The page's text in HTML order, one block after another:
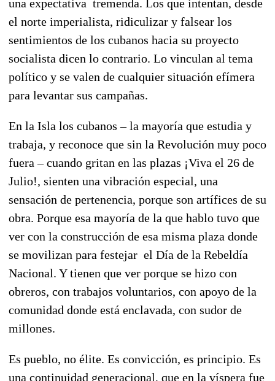
una expectativa tremenda. Los que intentan, desde
el norte imperialista, ridiculizar y falsear los
sentimientos de los cubanos hacia su proyecto
socialista dicen lo contrario. Lo vinculan al tema
político y se valen de cualquier situación efímera
para levantar sus campañas.
En la Isla los cubanos – la mayoría que estudia y
trabaja, y reconoce que sin la Revolución muy poco
fuera – cuando gritan en las plazas ¡Viva el 26 de
Julio!, sienten una vibración especial, una
sensación de pertenencia, porque son artífices de su
obra. Porque esa mayoría de la que hablo tuvo que
ver con la construcción de esa misma plaza donde
se movilizan para festejar el Día de la Rebeldía
Nacional. Y tienen que ver porque se hizo con
obreros, con trabajos voluntarios, con apoyo de la
comunidad donde está enclavada, con sudor de
millones.
Es pueblo, no élite. Es convicción, es principio. Es
una continuidad generacional, que en la víspera fue